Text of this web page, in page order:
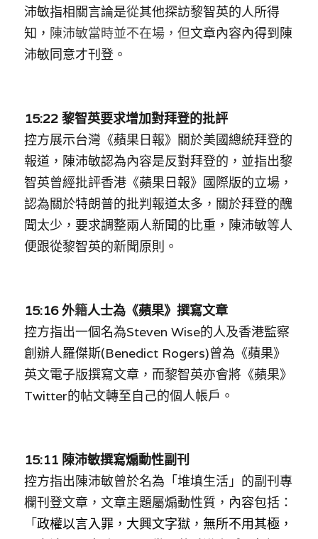
龔靜儀大律師專欄
陳貴春大律師專欄
溫志倫專欄
汪明欣專欄
張美雄專欄
莊豪鋒專欄
沛敏指相關言論是從其他探訪黎智英的人所得
知， 陳沛敏當時並不在場，但文章內容內得到陳
沛敏同意才刊登。
15:22 黎智英要求增加對拜登的批評
控方展示台灣《蘋果日報》關於美國總統拜登的
報道，陳沛敏認為內容是反對拜登的，並指出黎
智英曾經批評香港《蘋果日報》國際版的立場，
認為關於特朗普的批判報道太多，關於拜登的醜
聞太少，要求調整兩人新聞的比重，陳沛敏等人
便跟從黎智英的新聞原則。
15:16 外籍人士為《蘋果》撰寫文章
控方指出一個名為Steven Wise的人及香港監察
創辦人羅傑斯(Benedict Rogers)曾為《蘋果》
英文電子版撰寫文章，而黎智英亦會將《蘋果》
Twitter的帖文轉至自己的個人帳戶。
15:11 陳沛敏撰寫煽動性副刊
控方指出陳沛敏曾於名為「堆填生活」的副刊專
欄刊登文章，文章主題屬煽動性質，內容包括：
「政權以言入罪，大興文字獄，無所不用其極，